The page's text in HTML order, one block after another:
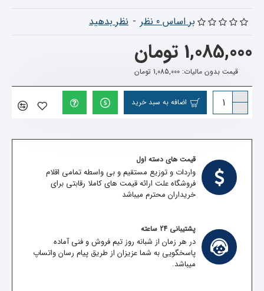
بر اساس 0 نظر - نظر بدهید
1,085,000 تومان
قیمت بدون مالیات: 1,085,000 تومان
اضافه به سبد خرید
قیمت های دسته اول
واردات و توزیع مستقیم و بی واسطه تمامی اقلام
فروشگاه علت ارائه قیمت های کاملا رقابتی برای
خریداران محترم میباشد
پشتیبانی 24 ساعته
در هر زمان از شبانه روز تیم فروش و فنی آماده
پاسخگویی به شما عزیزان از طریق پیام رسان واتساپ
میباشد.